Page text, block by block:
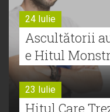
24 Iulie
Ascultătorii
e Hitul
23 Iulie
Hitul Care